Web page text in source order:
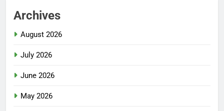
Archives
August 2026
July 2026
June 2026
May 2026